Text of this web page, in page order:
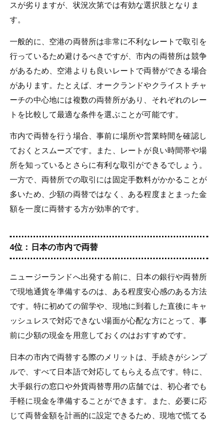
スが劣りますが、状況次第では有効な選択肢となりま
す。
一般的に、空港の両替所は非常に不利なレートで取引を
行っているため避けるべきですが、市内の両替所は競争
があるため、空港よりも良いレートで両替ができる場合
があります。たとえば、オークランドやクライストチャ
ーチの中心地には複数の両替所があり、それぞれのレー
トを比較して最適な条件を選ぶことが可能です。
市内で両替を行う場合、事前に場所や営業時間を確認し
ておくとスムーズです。また、レートが良い時間帯や場
所を知っているとさらに有利な取引ができるでしょう。
一方で、両替所での取引には固定手数料がかかることが
多いため、少額の両替ではなく、ある程度まとまった金
額を一度に両替する方が効率的です。
4位：日本の市内で両替
ニュージーランドへ出発する前に、日本の銀行や両替所
で現地通貨を準備するのは、ある程度安心感のある方法
です。特に初めての留学や、現地に到着した直後にキャ
ッシュレスで対応できない場面が心配な方にとって、事
前に少額の現金を用意しておくのはおすすめです。
日本の市内で両替する際のメリットは、手続きがシンプ
ルで、すべて日本語で対応してもらえる点です。特に、
大手銀行の窓口や外貨両替専用の店舗では、初心者でも
手軽に現金を準備することができます。また、必要に応
じて両替金額を計画的に設定できるため、現地で慌てる